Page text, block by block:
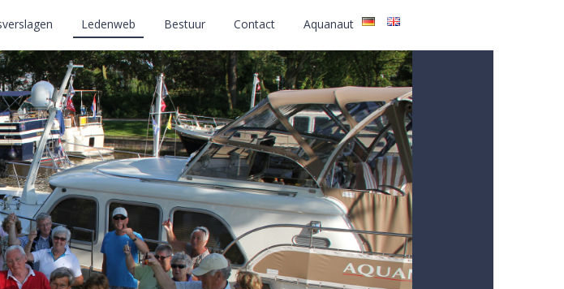
Ledenweb Bestuur Contact Aquanaut